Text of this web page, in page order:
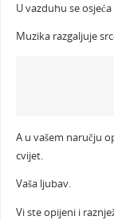
U vazduhu se
Muzika razgaljuje
A u vašem naručju
cvijet.
Vaša ljubav.
Vi ste opijeni i